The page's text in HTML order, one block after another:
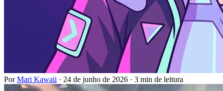
PorMari Kawaii · 24 de junho de 2026 · 3 min de leitura